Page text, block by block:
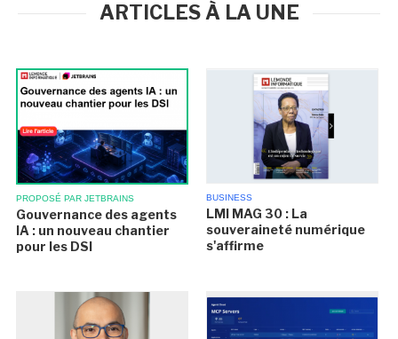
ARTICLES À LA UNE
PROPOSÉ PAR JETBRAINS
Gouvernance des agents
IA : un nouveau chantier
pour les DSI
BUSINESS
LMI MAG 30 : La
souveraineté numérique
s'affirme